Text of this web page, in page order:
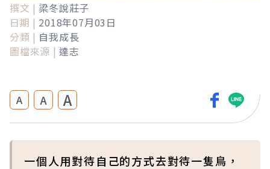
撰文 | 梁冬說莊子
日期 | 2018年07月03日
分類 | 自我成長
圖檔來源 | 達志
A A A
一個人用對待自己的方式去對待一隻鳥，